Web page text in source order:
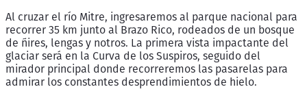
Al cruzar el río Mitre, ingresaremos al parque nacional para
recorrer 35 km junto al Brazo Rico, rodeados de un bosque
de ñires, lengas y notros. La primera vista impactante del
glaciar será en la Curva de los Suspiros, seguido del
mirador principal donde recorreremos las pasarelas para
admirar los constantes desprendimientos de hielo.